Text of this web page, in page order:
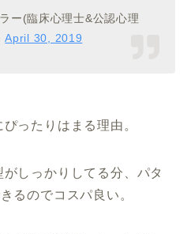
ー(臨床心理士&公認心理
April 30, 2019
ったりはまる理由。
しっかりしてる分、パタ
るのでコスパ良い。